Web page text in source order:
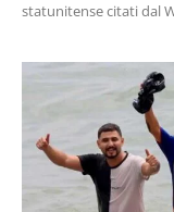
statunitense citati dal